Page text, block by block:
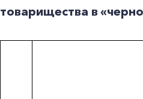
товарищества в